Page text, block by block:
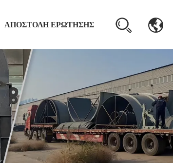
ΑΠΟΣΤΟΛΉ ΕΡΏΤΗΣΗΣ